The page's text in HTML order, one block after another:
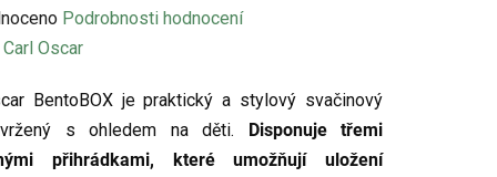
Podrobnosti hodnocení
Carl Oscar
BentoBOX je praktický a stylový svačinový
s ohledem na děti. Disponuje třemi
přihrádkami, které umožňují uložení